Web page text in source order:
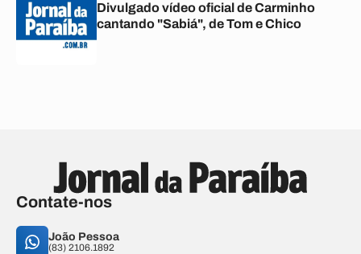
Divulgado vídeo oficial de Carminho
cantando "Sabiá", de Tom e Chico
Contate-nos
João Pessoa
(83) 2106.1892